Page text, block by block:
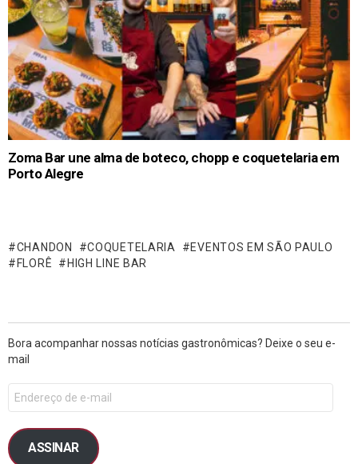
Zoma Bar une alma de boteco, chopp e coquetelaria em
Porto Alegre
CHANDON COQUETELARIA
EVENTOS EM SÃO PAULO
FLORÊ
HIGH LINE BAR
Bora acompanhar nossas notícias gastronômicas? Deixe o seu e-
mail
ASSINAR